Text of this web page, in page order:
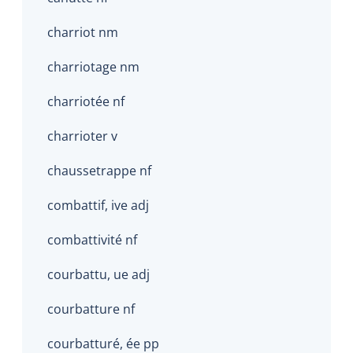
charriot nm
charriotage nm
charriotée nf
charrioter v
chaussetrappe nf
combattif, ive adj
combattivité nf
courbattu, ue adj
courbatture nf
courbatturé, ée pp